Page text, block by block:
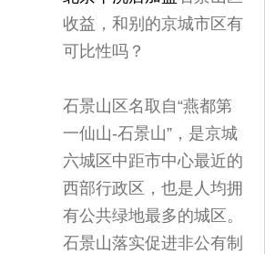
收益，和别的京城市区有
可比性吗？
石景山区名取自“燕都第
一仙山-石景山”，是京城
六城区中距市中心最近的
西部行政区，也是人均拥
有公共绿地最多的城区。
石景山落实促进非公有制